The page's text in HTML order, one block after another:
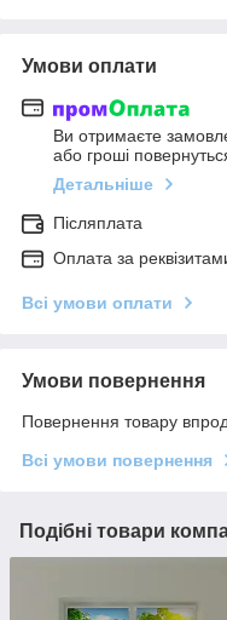
Умови оплати
Ви отримаєте
або гроші
Детальніше
Післяплата
Оплата за
Всі умови оплати
Умови повернення
Повернення товару
Всі умови повернення
Подібні товари